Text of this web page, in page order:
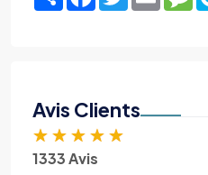
Avis Clients
★ ★ ★ ★ ★
1333 Avis